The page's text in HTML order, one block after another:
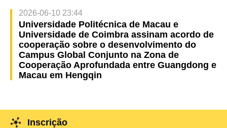
2026-06-10 23:44
Universidade Politécnica de Macau e
Universidade de Coimbra assinam acordo de
cooperação sobre o desenvolvimento do
Campus Global Conjunto na Zona de
Cooperação Aprofundada entre Guangdong e
Macau em Hengqin
Inscrição